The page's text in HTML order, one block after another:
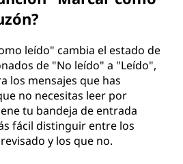
leído" cambia el estado de
de "No leído" a "Leído",
los mensajes que has
no necesitas leer por
tu bandeja de entrada
fácil distinguir entre los
y los que no.